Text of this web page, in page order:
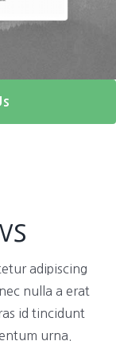
adipiscing
nulla a erat
id tincidunt
urna.